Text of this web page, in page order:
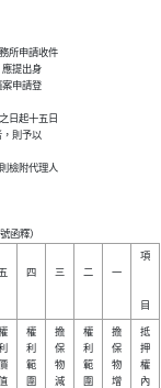
所申請收件
應提出身
案申請登
日起十五日
，則予以
檢附代理人
函釋）
五 四 三 二 一
項
權
利
範
圍
擔
保
物
減
權
利
範
圍
擔
保
物
增
抵
押
權
內